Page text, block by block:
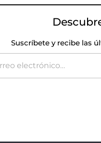
Suscríbete y recibe las